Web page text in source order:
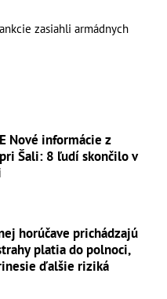
zasiahli armádnych
Nové informácie z
Šali: 8 ľudí skončilo v
horúčave prichádzajú
platia do polnoci,
ďalšie riziká